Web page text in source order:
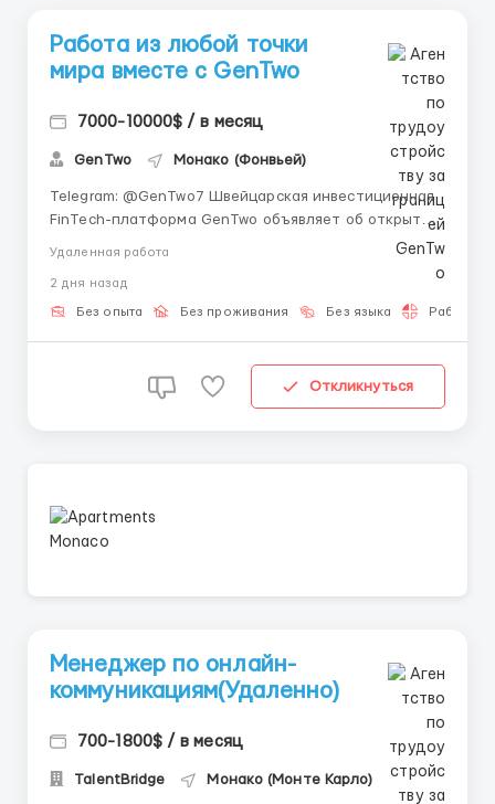
Работа из любой точки
мира вместе с GenTwo
7000-10000$ / в месяц
GenTwo Монако (Фонвьей)
Telegram: @GenTwo7 Швейцарская инвестиционная
FinTech-платформа GenTwo объявляет об открытии
вакансии Стажера / Младшего ассистента (Crypto &
карьерный трек для соискателей без опыта работы,
стремящихся освоить инновационный сектор...
Удаленная работа
2 дня назад
Без опыта Без проживания Без языка Работа
Откликнуться
Менеджер по онлайн-
коммуникациям(Удаленно)
700-1800$ / в месяц
TalentBridge Монако (Монте Карло)